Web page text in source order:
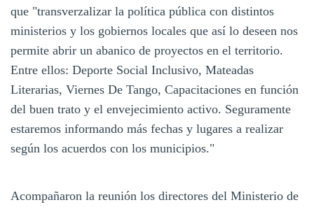
que "transverzalizar la política pública con distintos
ministerios y los gobiernos locales que así lo deseen nos
permite abrir un abanico de proyectos en el territorio.
Entre ellos: Deporte Social Inclusivo, Mateadas
Literarias, Viernes De Tango, Capacitaciones en función
del buen trato y el envejecimiento activo. Seguramente
estaremos informando más fechas y lugares a realizar
según los acuerdos con los municipios."
Acompañaron la reunión los directores del Ministerio de